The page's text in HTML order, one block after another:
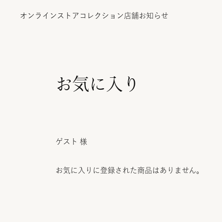
オンラインストア コレクション 店舗お知らせ
お気に入り
ゲスト 様
お気に入りに登録された商品はありません。